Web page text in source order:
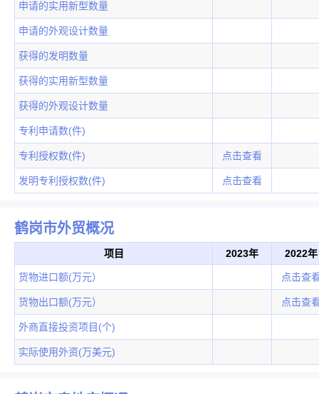
申请的实用新型数量
申请的外观设计数量
获得的发明数量
获得的实用新型数量
获得的外观设计数量
专利申请数(件)
专利授权数(件) 点击查看
发明专利授权数(件) 点击查看
鹤岗市外贸概况
项目 2023年 2022年
货物进口额(万元） 点击查
货物出口额(万元） 点击查
外商直接投资项目(个)
实际使用外资(万美元)